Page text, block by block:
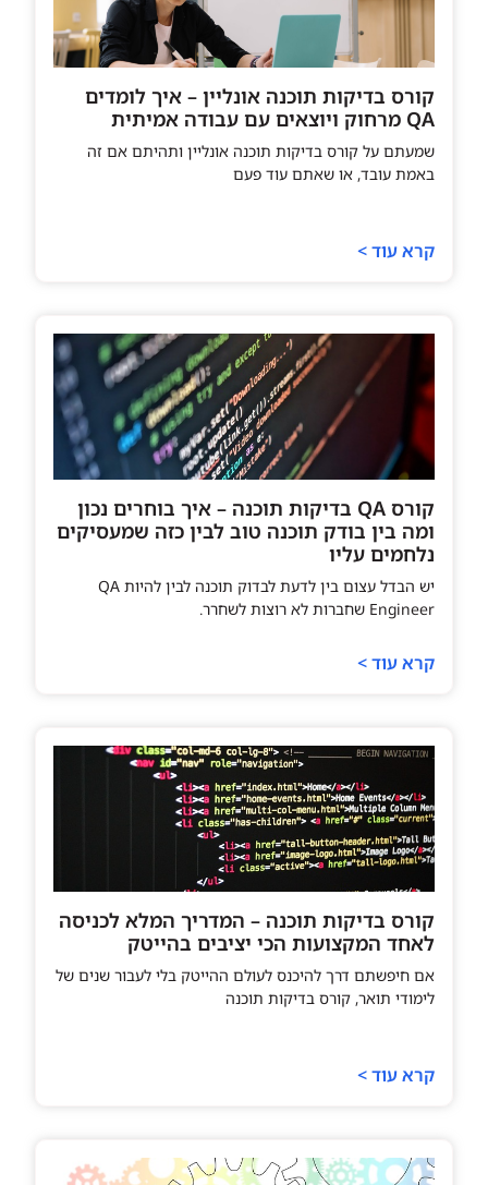
קורס בדיקות תוכנה אונליין – איך לומדים
QA מרחוק ויוצאים עם עבודה אמיתית
שמעתם על קורס בדיקות תוכנה אונליין ותהיתם אם זה
באמת עובד, או שאתם עוד פעם
קרא עוד >
קורס QA בדיקות תוכנה – איך בוחרים נכון
ומה בין בודק תוכנה טוב לבין כזה שמעסיקים
נלחמים עליו
יש הבדל עצום בין לדעת לבדוק תוכנה לבין להיות QA
Engineer שחברות לא רוצות לשחרר.
קרא עוד >
קורס בדיקות תוכנה – המדריך המלא לכניסה
לאחד המקצועות הכי יציבים בהייטק
אם חיפשתם דרך להיכנס לעולם ההייטק בלי לעבור שנים של
לימודי תואר, קורס בדיקות תוכנה
קרא עוד >